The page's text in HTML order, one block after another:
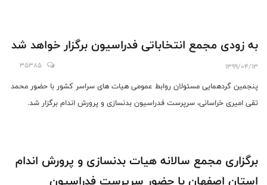
به زودی مجمع انتخاباتی فدراسیون برگزار خواهد شد
1399/04/13
35385
پنجمین گردهمایی مسئولان روابط عمومی هیات های سراسر کشور با حضور محمد
تقی امیری خراسانی، سرپرست فدراسیون بدنسازی و پرورش اندام برگزار شد.
برگزاری مجمع سالانه هیات بدنسازی و پرورش اندام
استان اصفهان با حضور سرپرست فدراسیون